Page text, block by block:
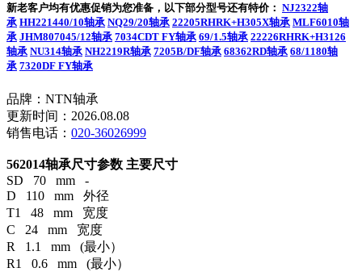
新老客户均有优惠促销为您准备，以下部分型号还有特价： NJ2322轴
承 HH221440/10轴承 NQ29/20轴承 22205RHRK+H305X轴承 MLF6010轴
承 JHM807045/12轴承 7034CDT FY轴承 69/1.5轴承 22226RHRK+H3126
轴承 NU314轴承 NH2219R轴承 7205B/DF轴承 68362RD轴承 68/1180轴
承 7320DF FY轴承
品牌：NTN轴承
更新时间：2026.08.08
销售电话： 020-36026999
562014轴承尺寸参数 主要尺寸
SD 70 mm -
D 110 mm 外径
T1 48 mm 宽度
C 24 mm 宽度
R 1.1 mm (最小）
R1 0.6 mm (最小）